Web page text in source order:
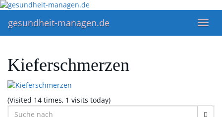
Skip
main
content
gesundheit-managen.de
Kieferschmerzen
(Visited 14 times, 1 visits today)